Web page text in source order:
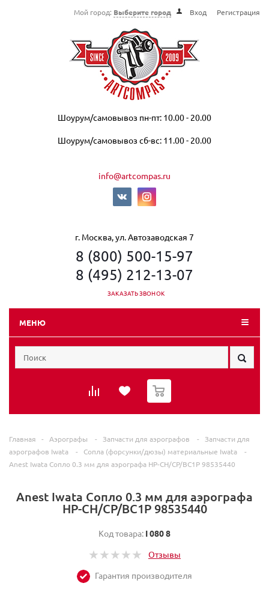
Мой город: Выберите город Вход Регистрация
Шоурум/самовывоз пн-пт: 10.00 - 20.00
Шоурум/самовывоз сб-вс: 11.00 - 20.00
info@artcompas.ru
г. Москва, ул. Автозаводская 7
8 (800) 500-15-97
8 (495) 212-13-07
ЗАКАЗАТЬ ЗВОНОК
МЕНЮ
0
Главная - Аэрографы - Запчасти для аэрографов -
Запчасти для
аэрографов Iwata
- Сопла (форсунки/дюзы) материальные Iwata
-
Anest Iwata Сопло 0.3 мм для аэрографа HP-CH/CP/BC1P 98535440
Anest Iwata Сопло 0.3 мм для аэрографа
HP-CH/CP/BC1P 98535440
Код товара: I 080 8
Отзывы
Гарантия производителя